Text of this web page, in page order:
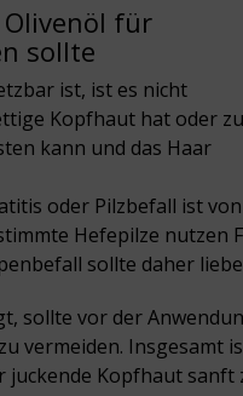
für
sollte
ist, ist es nicht
Kopfhaut hat oder
kann und das Haar
oder Pilzbefall ist von
Hefepilze nutzen
sollte daher
sollte vor der
vermeiden.
juckende Kopfhaut sanft